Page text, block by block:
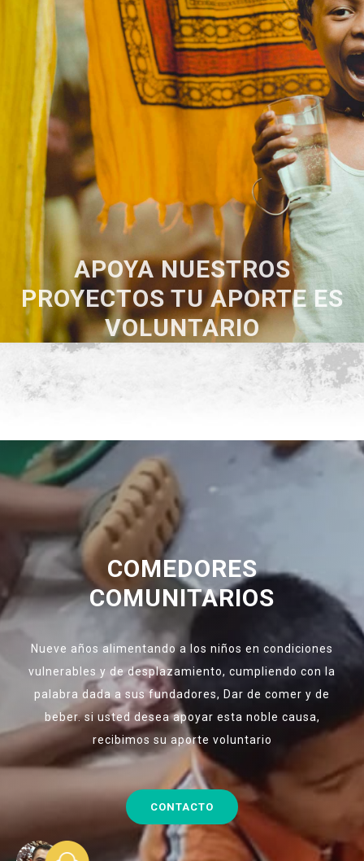
APOYA NUESTROS
PROYECTOS TU APORTE ES
VOLUNTARIO
COMEDORES
COMUNITARIOS
Nueve años alimentando a los niños en condiciones
vulnerables y de desplazamiento, cumpliendo con la
palabra dada a sus fundadores, Dar de comer y de
beber. si usted desea apoyar esta noble causa,
recibimos su aporte voluntario
CONTACTO